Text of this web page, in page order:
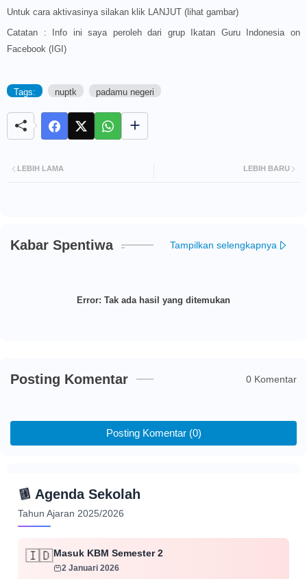
Untuk cara aktivasinya silakan klik LANJUT (lihat gambar)
Catatan : Info ini saya peroleh dari grup Ikatan Guru Indonesia on
Facebook ( IGI )
Tags: nuptk padamu negeri
LEBIH BARU
LEBIH LAMA
Kabar Spentiwa Tampilkan selengkapnya
Error: Tak ada hasil yang ditemukan
Posting Komentar 0 Komentar
Posting Komentar (0)
📅 Agenda Sekolah
Tahun Ajaran 2025/2026
🇮🇩 Masuk KBM Semester 2
2 Januari 2026